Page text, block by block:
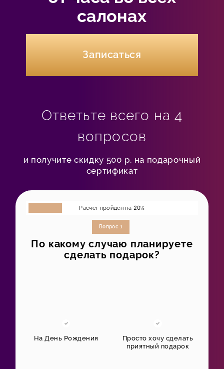
салонах
Записаться
Ответьте всего на 4
вопросов
и получите скидку 500 р. на подарочный
сертификат
Расчет пройден на 20%
Вопрос 1
По какому случаю планируете
сделать подарок?
На День Рождения
Просто хочу сделать
приятный подарок